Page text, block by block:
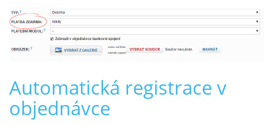
Automatická registrace v
objednávce